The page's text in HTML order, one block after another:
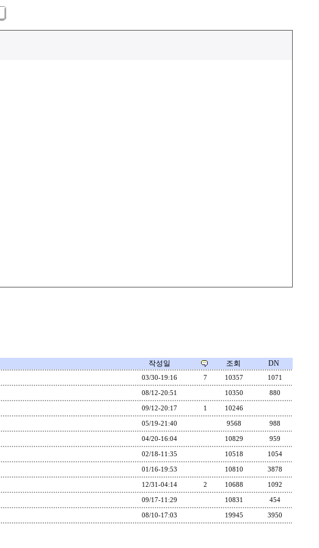
작성일 조회
DN
03/30-19:16 7 10357 1071
08/12-20:51 10350 880
09/12-20:17 1 10246
05/19-21:40 9568 988
04/20-16:04 10829 959
02/18-11:35 10518 1054
01/16-19:53 10810 3878
12/31-04:14 2 10688 1092
09/17-11:29 10831 454
08/10-17:03 19945 3950